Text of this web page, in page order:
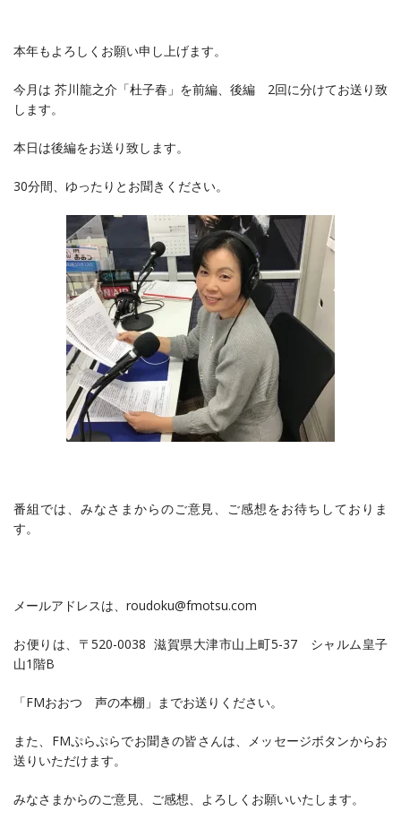
本年もよろしくお願い申し上げます。
今月は 芥川龍之介「杜子春」を前編、後編 2回に分けてお送り致
します。
本日は後編をお送り致します。
30分間、ゆったりとお聞きください。
番組では、みなさまからのご意見、ご感想をお待ちしておりま
す。
メールアドレスは、roudoku@fmotsu.com
お便りは、〒520-0038 滋賀県大津市山上町5-37 シャルム皇子
山1階B
「FMおおつ 声の本棚」までお送りください。
また、FMぷらぷらでお聞きの皆さんは、メッセージボタンからお
送りいただけます。
みなさまからのご意見、ご感想、よろしくお願いいたします。